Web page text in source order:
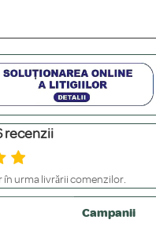
o cutie premium cu
sau creme, să le scoți înainte
placat cu platină au o
recenzii
urma livrării comenzilor.
Campanii